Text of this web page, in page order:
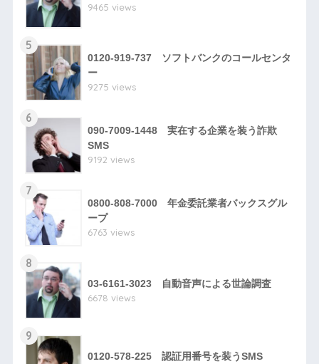
9465 views
5
0120-919-737 ソフトバンクのコールセンタ
ー
9275 views
6
090-7009-1448 実在する企業を装う詐欺
SMS
9192 views
7
0800-808-7000 年金委託業者バックスグル
ープ
6763 views
8
03-6161-3023 自動音声による世論調査
6678 views
9
0120-578-225 認証用番号を装うSMS